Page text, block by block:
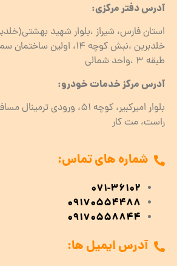
آدرس دفتر مرکزی:
استان فارس، شیراز ،بلوار شهید
طبقه ۳ ،واحد شمالی
آدرس مرکز خدمات خودرو:
بلوار امیرکبیر، کوچه 51، ورودی
راست، مت کار
شماره های تماس:
071-36102
09170554488
09170558844
آدرس ایمیل ها: